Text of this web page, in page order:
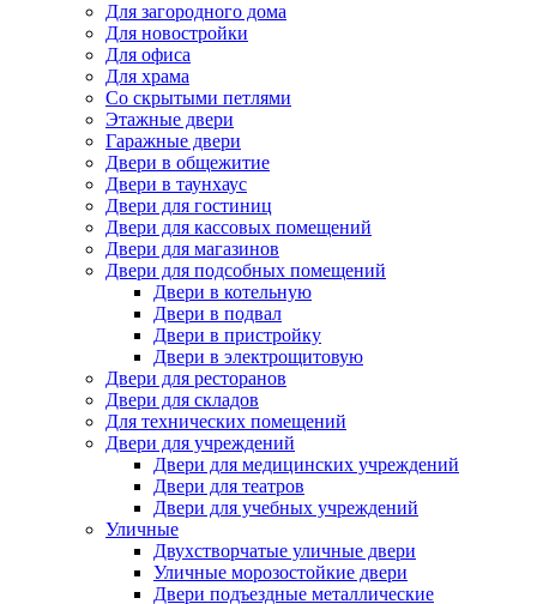
Для загородного дома
Для новостройки
Для офиса
Для храма
Со скрытыми петлями
Этажные двери
Гаражные двери
Двери в общежитие
Двери в таунхаус
Двери для гостиниц
Двери для кассовых помещений
Двери для магазинов
Двери для подсобных помещений
Двери в котельную
Двери в подвал
Двери в пристройку
Двери в электрощитовую
Двери для ресторанов
Двери для складов
Для технических помещений
Двери для учреждений
Двери для медицинских учреждений
Двери для театров
Двери для учебных учреждений
Уличные
Двухстворчатые уличные двери
Уличные морозостойкие двери
Двери подъездные металлические